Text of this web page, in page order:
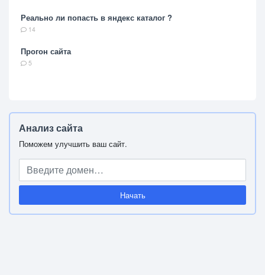
Реально ли попасть в яндекс каталог ?
14
Прогон сайта
5
Анализ сайта
Поможем улучшить ваш сайт.
Начать